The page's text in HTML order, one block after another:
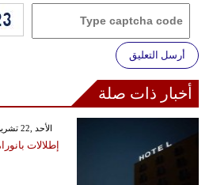
أرسل التعليق
أخبار ذات صلة
GMT 17:55 2023 الأحد ,22 تشرين الأول / أكتوبر